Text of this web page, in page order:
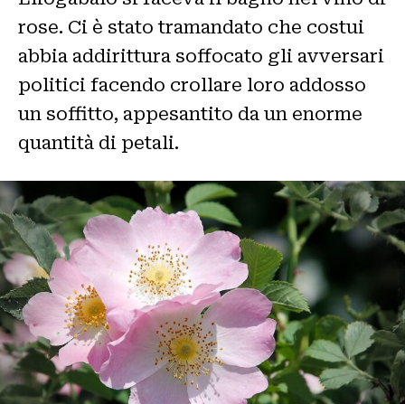
rose. Ci è stato tramandato che costui
abbia addirittura soffocato gli avversari
politici facendo crollare loro addosso
un soffitto, appesantito da un enorme
quantità di petali.